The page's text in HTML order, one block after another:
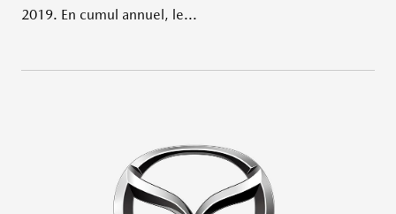
2019. En cumul annuel, le...